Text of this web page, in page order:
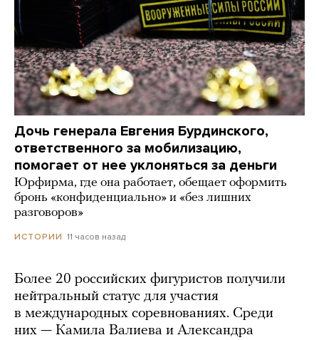
Дочь генерала Евгения Бурдинского,
ответственного за мобилизацию,
помогает от нее уклоняться за деньги
Юрфирма, где она работает, обещает оформить
бронь «конфиденциально» и «без лишних
разговоров»
ИСТОРИИ 11 часов назад
Более 20 российских фигуристов получили
нейтральный статус для участия
в международных соревнованиях. Среди
них — Камила Валиева и Александра